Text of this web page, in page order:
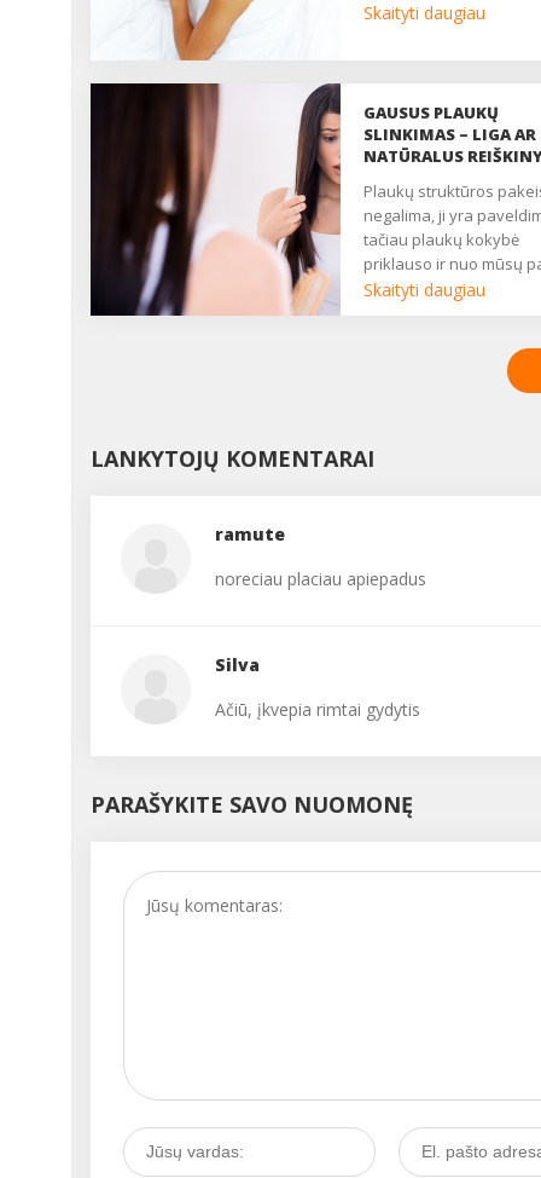
tada, kai vartaisi lovoje
laikina, ar tai jau
kaip pagerinti miego
kokybę, kalbėjomės su
Vilniaus Sapiegos
miego sutrikimų
laboratorijos
gydytoju neurologu
ROUDA. ...
Skaityti daugiau
GAUSUS PLAUKŲ
SLINKIMAS – LIGA AR
NATŪRALUS
Plaukų struktūros pakeisti
negalima, ji yra
tačiau plaukų kokybė
priklauso ir nuo mūsų
požiūrio į juos....
Skaityti daugiau
LANKYTOJŲ KOMENTARAI
ramute
noreciau placiau apiepadus
Silva
Ačiū, įkvepia rimtai gydytis
PARAŠYKITE SAVO NUOMONĘ